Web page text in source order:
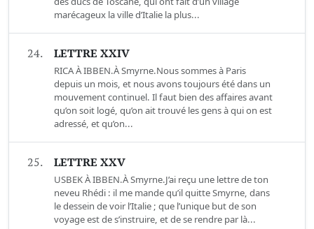
marécageux la ville d’Italie la plus...
24. LETTRE XXIV
RICA À IBBEN.À Smyrne.Nous sommes à Paris
depuis un mois, et nous avons toujours été dans un
mouvement continuel. Il faut bien des affaires avant
qu’on soit logé, qu’on ait trouvé les gens à qui on est
adressé, et qu’on...
25. LETTRE XXV
USBEK À IBBEN.À Smyrne.J’ai reçu une lettre de ton
neveu Rhédi : il me mande qu’il quitte Smyrne, dans
le dessein de voir l’Italie ; que l’unique but de son
voyage est de s’instruire, et de se rendre par là...